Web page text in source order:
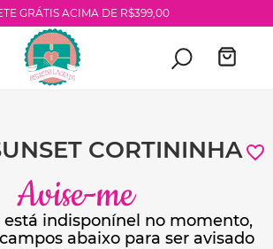
GRÁTIS ACIMA DE R$399,00
CORTININHA